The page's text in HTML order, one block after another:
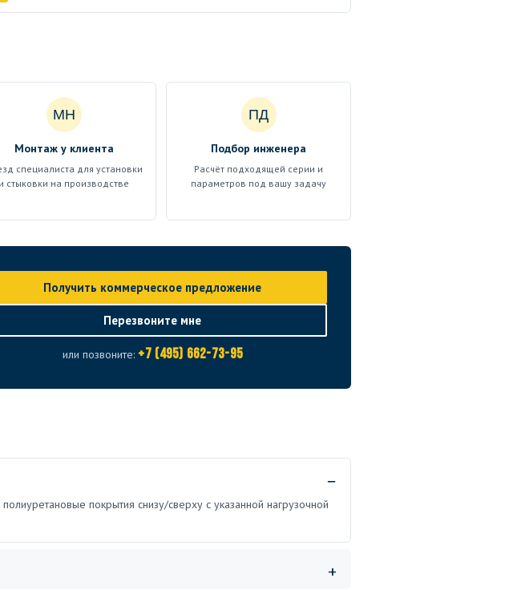
МН
Монтаж у клиента
специалиста для установки
и стыковки на производстве
ПД
Подбор инженера
Расчёт подходящей серии и
параметров под вашу задачу
Получить коммерческое предложение
Перезвоните мне
или позвоните: +7 (495) 662-73-95
покрытия снизу/сверху с указанной нагрузочной